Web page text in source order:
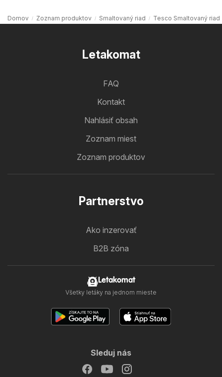
Domov Zoznam produktov Smaltovaný riad Tesco Smaltovaný riad
Letakomat
FAQ
Kontakt
Nahlásiť obsah
Zoznam miest
Zoznam produktov
Partnerstvo
Ako inzerovať
B2B zóna
Letakomat
Všetky letáky na jednom mieste
Sleduj nás